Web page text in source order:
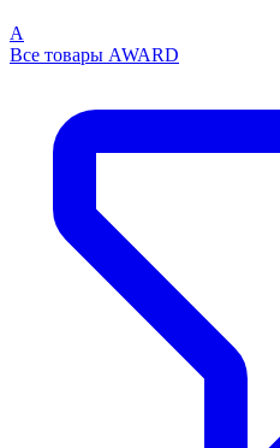
A
Все товары AWARD